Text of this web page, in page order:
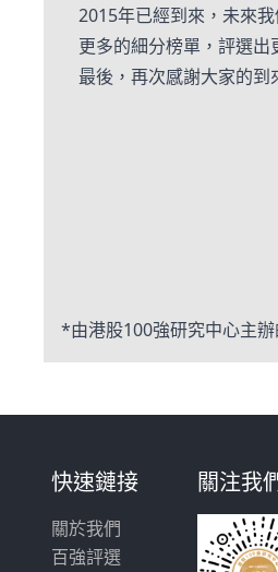
2015年已經到來，未來
更多的細分榜單，評選
最後，再次感謝大家的到
*由港股100強研究中心主
快速鏈接
關於我們
百強評選
關注我